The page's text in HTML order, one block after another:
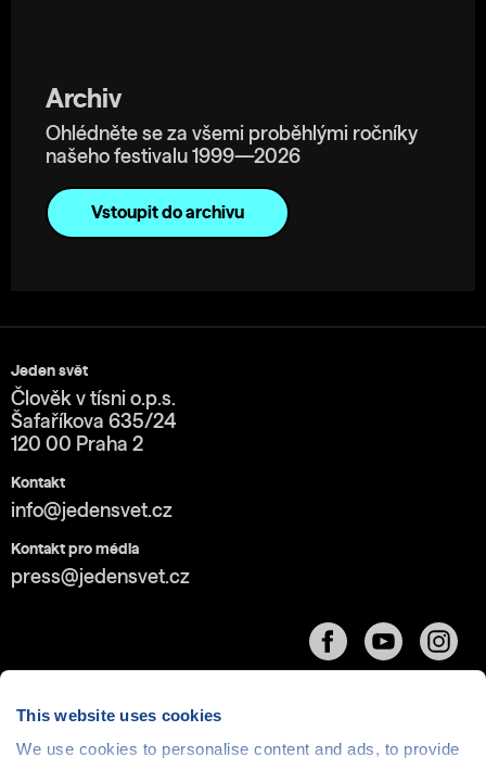
This website uses cookies
We use cookies to personalise content and ads, to provide
Archiv
Ohlédněte se za všemi proběhlými ročníky
našeho festivalu 1999—2026
Vstoupit do archivu
Jeden svět
Člověk v tísni o.p.s.
Šafaříkova 635/24
120 00 Praha 2
Kontakt
info@jedensvet.cz
Kontakt pro média
press@jedensvet.cz